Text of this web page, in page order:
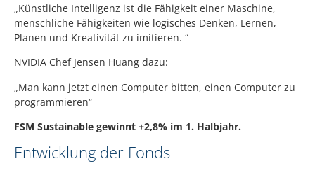
„Künstliche Intelligenz ist die Fähigkeit einer Maschine,
menschliche Fähigkeiten wie logisches Denken, Lernen,
Planen und Kreativität zu imitieren. “
NVIDIA Chef Jensen Huang dazu:
„Man kann jetzt einen Computer bitten, einen Computer zu
programmieren“
FSM Sustainable gewinnt +2,8% im 1. Halbjahr.
Entwicklung der Fonds